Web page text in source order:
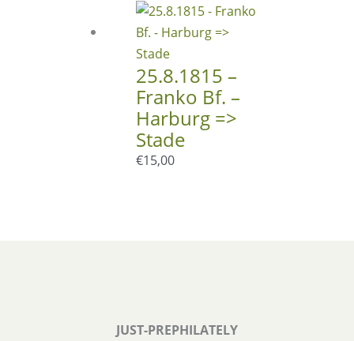
25.8.1815 –
Franko Bf. –
Harburg =>
Stade
€15,00
JUST-PREPHILATELY